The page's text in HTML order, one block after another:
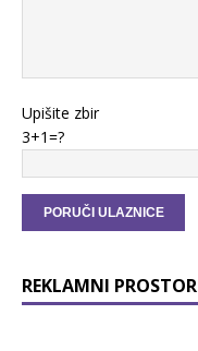
Upišite zbir
3+1=?
REKLAMNI PROSTOR